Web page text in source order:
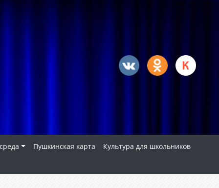
Пушкинская карта Культура для школьников